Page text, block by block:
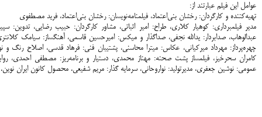
عوامل این فیلم عبارتند از:
تهیه‌کننده و کارگردان: رخشان بنی‌اعتماد، فیلمنامه‌نویسان: رخشان بنی‌اعتماد، فرید مصطفوی
مدیر فیلمبرداری: کوهیار کلاری، طراح: امیر اثباتی، مشاور کارگردان: حبیب رضایی، تدوین:
عبدالوهاب، صدابردار: یدالله نجفی، صداگذار و میکس: امیرحسین قاسمی، آهنگساز: سیامک
چهره‌پرداز: مهرداد میرکیانی، عکاس: میترا محاسنی، پشتیبان فنی: فرهاد قدسی، اصلاح رنگ و
کامران سحرخیز، فیلمساز پشت صحنه: مهناز محمدی، دستیار و برنامه‌ریز: مصطفی احمدی،
عمومی: نوشین جعفری، مدیرتولید: نواروحانی، سرمایه گذار: مریم شفیعی. محصول کانون ایران نوین.